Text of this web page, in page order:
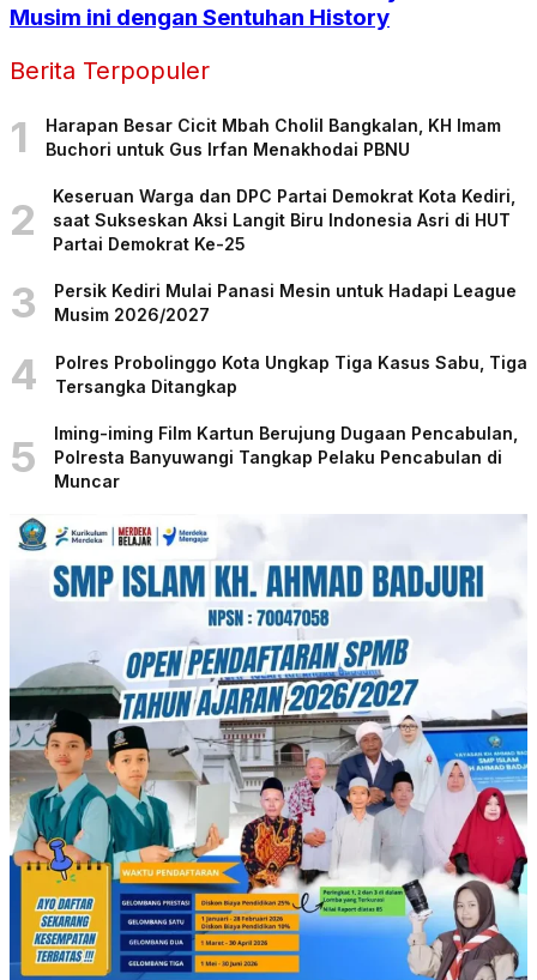
Musim ini dengan Sentuhan History
Berita Terpopuler
1
Harapan Besar Cicit Mbah Cholil Bangkalan, KH Imam
Buchori untuk Gus Irfan Menakhodai PBNU
2
Keseruan Warga dan DPC Partai Demokrat Kota Kediri,
saat Sukseskan Aksi Langit Biru Indonesia Asri di HUT
Partai Demokrat Ke-25
3
Persik Kediri Mulai Panasi Mesin untuk Hadapi League
Musim 2026/2027
4
Polres Probolinggo Kota Ungkap Tiga Kasus Sabu, Tiga
Tersangka Ditangkap
5
Iming-iming Film Kartun Berujung Dugaan Pencabulan,
Polresta Banyuwangi Tangkap Pelaku Pencabulan di
Muncar